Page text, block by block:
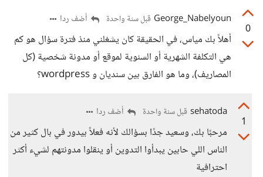
0
George_Nabelyoun قبل سنة واحدة أضف ردا
أهلاً بك مياس، في الحقيقة كان يشغلني منذ فترة سؤال هو كم
هي التكلفة الشهرية أو السنوية لموقع أو مدونة شخصية (كل
المصاريف)، وما هو الفارق بين سنديان و wordpress؟
1
sehatoda قبل سنة واحدة أضف ردا
مرحبًا بك، وسعيد جدًا بسؤالك لأنه فعلاً بيدور في بال كثير من
الناس اللي حابين يبدأوا التدوين أو ينقلوا مدونتهم لشيء أكثر
احترافية